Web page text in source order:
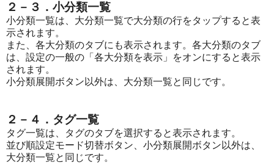
２－３．小分類一覧
小分類一覧は、大分類一覧で大分類の行をタップすると表
示されます。
また、各大分類のタブにも表示されます。各大分類のタブ
は、設定の一般の「各大分類を表示」をオンにすると表示
されます。
小分類展開ボタン以外は、大分類一覧と同じです。
２－４．タグ一覧
タグ一覧は、タグのタブを選択すると表示されます。
並び順設定モード切替ボタン、小分類展開ボタン以外は、
大分類一覧と同じです。